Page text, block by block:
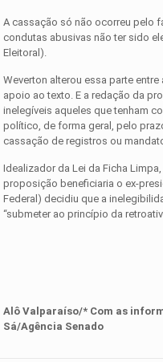
A cassação só não ocorreu pelo
condutas abusivas não ter sido
Eleitoral).
Weverton alterou essa parte
apoio ao texto. E a redação da
inelegíveis aqueles que tenham
político, de forma geral, pelo
cassação de registros ou
Idealizador da Lei da Ficha
proposição beneficiaria o ex-
Federal) decidiu que a
“submeter ao princípio da
Alô Valparaíso/* Com as
Sá/Agência Senado